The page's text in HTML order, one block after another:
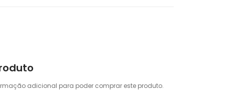
adicional para poder comprar este produto.